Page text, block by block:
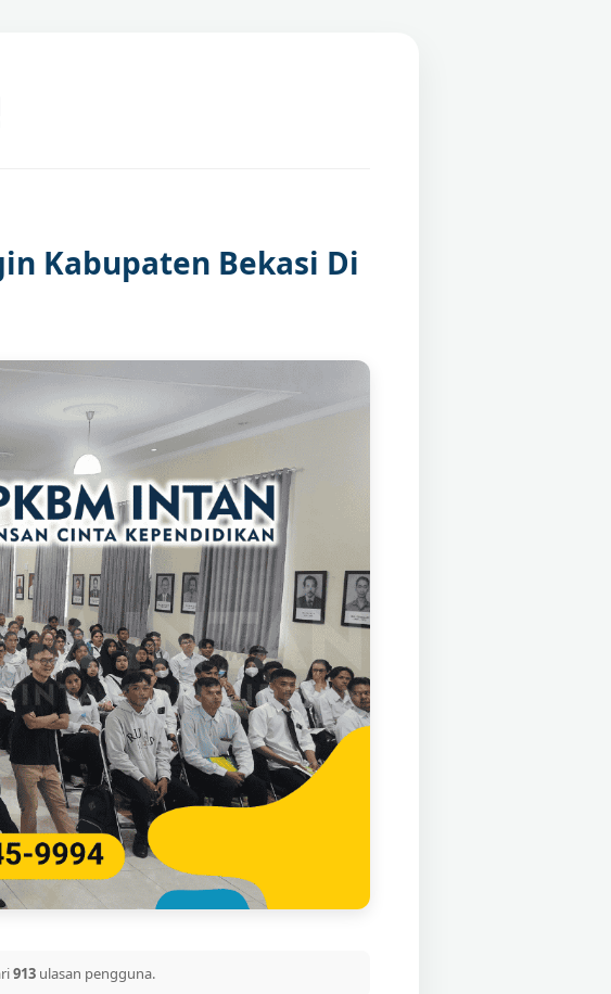
Kabupaten Bekasi Di
913 ulasan pengguna.